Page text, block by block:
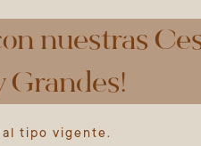
nuestras
Grandes!
tipo vigente.